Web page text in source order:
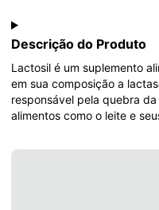
Descrição do Produto
Lactosil é um suplemento
em sua composição a
responsável pela quebra
alimentos como o leite e